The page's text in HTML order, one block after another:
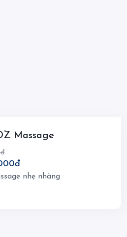
Massage
nhẹ nhàng